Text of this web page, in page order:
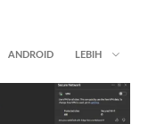
ANDROID LEBIH